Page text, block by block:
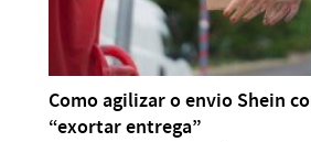
Como agilizar o envio Shein
“exortar entrega”